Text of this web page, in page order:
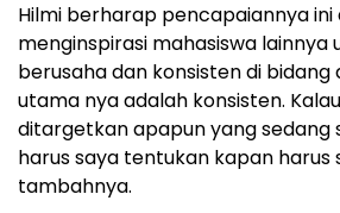
Hilmi berharap pencapaiannya
menginspirasi mahasiswa lainnya
berusaha dan konsisten di bidang
utama nya adalah konsisten.
ditargetkan apapun yang sedang
harus saya tentukan kapan harus
tambahnya.